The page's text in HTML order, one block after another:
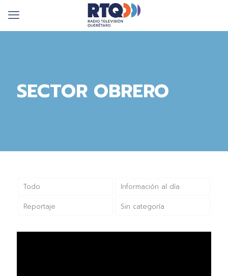
SECTOR OBRERO
Todo Información al día
Reportaje Sin categoría